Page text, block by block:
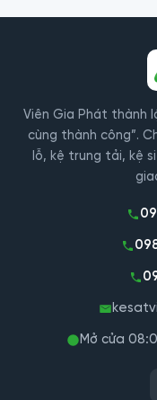
Viên Gia Phát thành
cùng thành công”.
lỗ, kệ trung tải, kệ
Mở cửa